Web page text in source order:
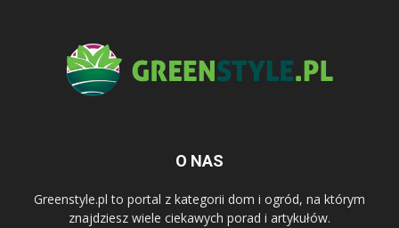
O NAS
Greenstyle.pl to portal z kategorii dom i ogród, na którym
znajdziesz wiele ciekawych porad i artykułów.